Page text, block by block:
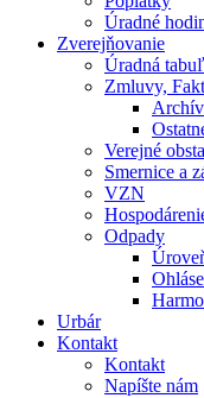
Úradné
Zverejňovanie
Úradná
Zmluvy,
Verejné
Smernice a
VZN
Odpady
Urbár
Kontakt
Kontakt
Napíšte nám